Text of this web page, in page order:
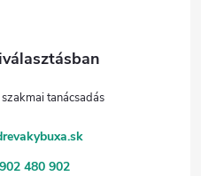
480 902